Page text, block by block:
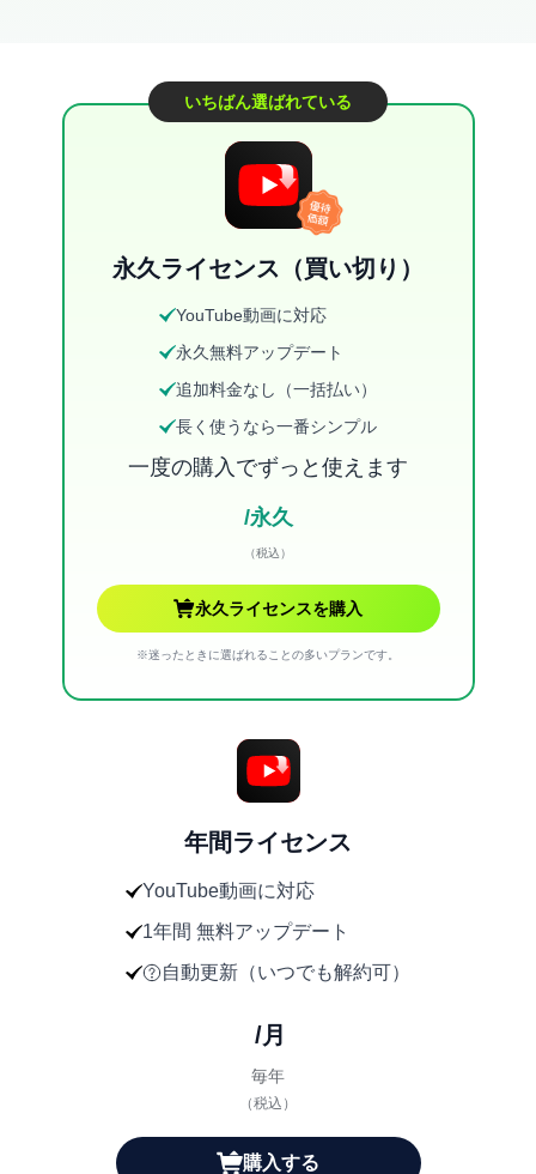
年間ライセンス
YouTube動画に対応
1年間 無料アップデート
自動更新（いつでも解約可）
/月
毎年
（税込）
購入する
いちばん選ばれている
永久ライセンス（買い切り）
YouTube動画に対応
永久無料アップデート
追加料金なし（一括払い）
長く使うなら一番シンプル
一度の購入でずっと使えます
/永久
（税込）
永久ライセンスを購入
※迷ったときに選ばれることの多いプランです。